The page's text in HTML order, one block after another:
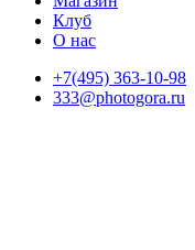
Клуб
О нас
+7(495) 363-10-98
333@photogora.ru